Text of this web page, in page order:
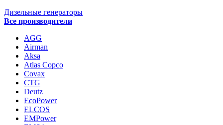
Дизельные генераторы
Все производители
AGG
Airman
Aksa
Atlas Copco
Covax
CTG
Deutz
EcoPower
ELCOS
EMPower